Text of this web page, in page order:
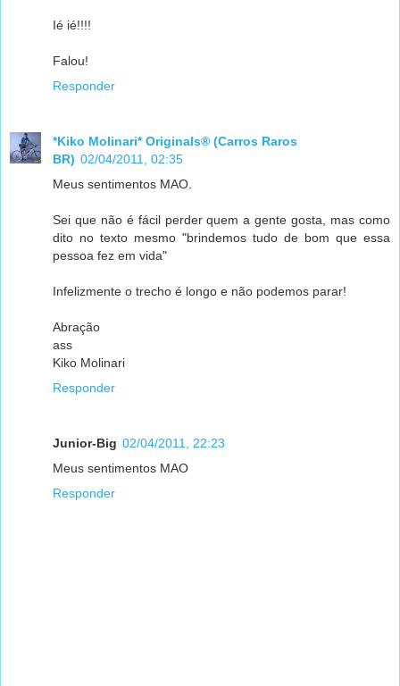
Ié ié!!!!
Falou!
Responder
*Kiko Molinari* Originals® (Carros Raros
BR) 02/04/2011, 02:35
Meus sentimentos MAO.
Sei que não é fácil perder quem a gente gosta, mas como
dito no texto mesmo "brindemos tudo de bom que essa
pessoa fez em vida"
Infelizmente o trecho é longo e não podemos parar!
Abração
ass
Kiko Molinari
Responder
Junior-Big 02/04/2011, 22:23
Meus sentimentos MAO
Responder